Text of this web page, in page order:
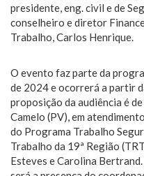
presidente, eng. civil e de
conselheiro e diretor
Trabalho, Carlos Henrique.
O evento faz parte da
de 2024 e ocorrerá a partir
proposição da audiência é
Camelo (PV), em
do Programa Trabalho
Trabalho da 19ª Região
Esteves e Carolina